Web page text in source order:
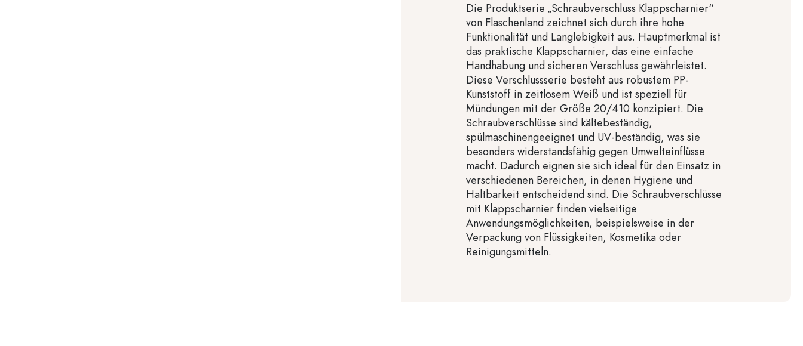
Die Produktserie „Schraubverschluss Klappscharnier“
von Flaschenland zeichnet sich durch ihre hohe
Funktionalität und Langlebigkeit aus. Hauptmerkmal ist
das praktische Klappscharnier, das eine einfache
Handhabung und sicheren Verschluss gewährleistet.
Diese Verschlussserie besteht aus robustem PP-
Kunststoff in zeitlosem Weiß und ist speziell für
Mündungen mit der Größe 20/410 konzipiert. Die
Schraubverschlüsse sind kältebeständig,
spülmaschinengeeignet und UV-beständig, was sie
besonders widerstandsfähig gegen Umwelteinflüsse
macht. Dadurch eignen sie sich ideal für den Einsatz in
verschiedenen Bereichen, in denen Hygiene und
Haltbarkeit entscheidend sind. Die Schraubverschlüsse
mit Klappscharnier finden vielseitige
Anwendungsmöglichkeiten, beispielsweise in der
Verpackung von Flüssigkeiten, Kosmetika oder
Reinigungsmitteln.